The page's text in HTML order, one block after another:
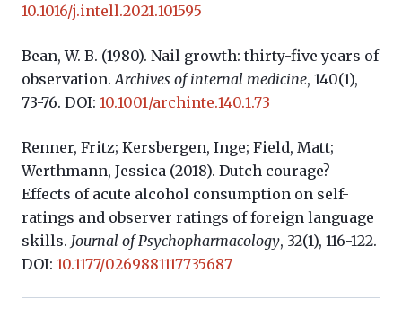
10.1016/j.intell.2021.101595
Bean, W. B. (1980). Nail growth: thirty-five years of
observation. Archives of internal medicine, 140(1),
73-76. DOI: 10.1001/archinte.140.1.73
Renner, Fritz; Kersbergen, Inge; Field, Matt;
Werthmann, Jessica (2018). Dutch courage?
Effects of acute alcohol consumption on self-
ratings and observer ratings of foreign language
skills. Journal of Psychopharmacology, 32(1), 116-122.
DOI: 10.1177/0269881117735687